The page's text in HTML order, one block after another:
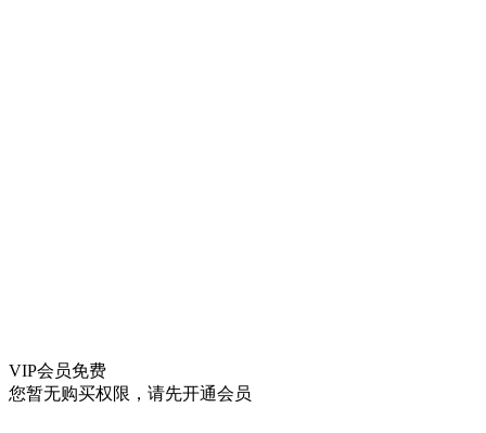
VIP会员免费
您暂无购买权限，请先开通会员